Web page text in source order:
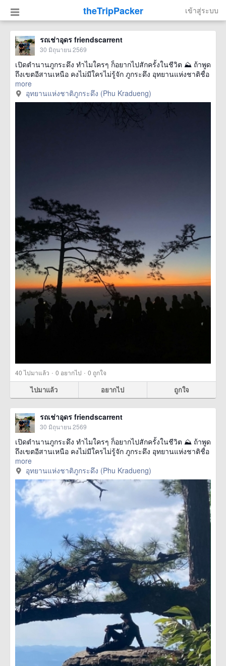
theTripPacker เข้าสู่ระบบ
รถเช่าอุดร friendscarrent
30 มิถุนายน 2569
เปิดตำนานภูกระดึง ทำไมใครๆ ก็อยากไปสักครั้งในชีวิต ⛰️ ถ้าพูด
ถึงเขตอีสานเหนือ คงไม่มีใครไม่รู้จัก ภูกระดึง อุทยานแห่งชาติชื่อ
more
อุทยานแห่งชาติภูกระดึง (Phu Kradueng)
40ไปมาแล้ว · 0 อยากไป · 0 ถูกใจ
ไปมาแล้ว อยากไป ถูกใจ
รถเช่าอุดร friendscarrent
30 มิถุนายน 2569
เปิดตำนานภูกระดึง ทำไมใครๆ ก็อยากไปสักครั้งในชีวิต ⛰️ ถ้าพูด
ถึงเขตอีสานเหนือ คงไม่มีใครไม่รู้จัก ภูกระดึง อุทยานแห่งชาติชื่อ
more
อุทยานแห่งชาติภูกระดึง (Phu Kradueng)